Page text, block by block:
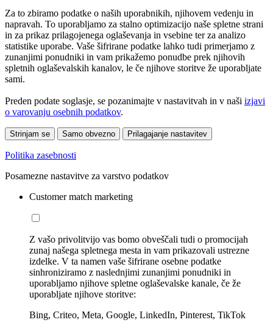
Za to zbiramo podatke o naših uporabnikih, njihovem vedenju in
napravah. To uporabljamo za stalno optimizacijo naše spletne strani
in za prikaz prilagojenega oglaševanja in vsebine ter za analizo
statistike uporabe. Vaše šifrirane podatke lahko tudi primerjamo z
zunanjimi ponudniki in vam prikažemo ponudbe prek njihovih
spletnih oglaševalskih kanalov, le če njihove storitve že uporabljate
sami.
Preden podate soglasje, se pozanimajte v nastavitvah in v naši izjavi
o varovanju osebnih podatkov.
Strinjam se Samo obvezno Prilagajanje nastavitev
Politika zasebnosti
Posamezne nastavitve za varstvo podatkov
Customer match marketing
Z vašo privolitvijo vas bomo obveščali tudi o promocijah
zunaj našega spletnega mesta in vam prikazovali ustrezne
izdelke. V ta namen vaše šifrirane osebne podatke
sinhroniziramo z naslednjimi zunanjimi ponudniki in
uporabljamo njihove spletne oglaševalske kanale, če že
uporabljate njihove storitve:
Bing, Criteo, Meta, Google, LinkedIn, Pinterest, TikTok